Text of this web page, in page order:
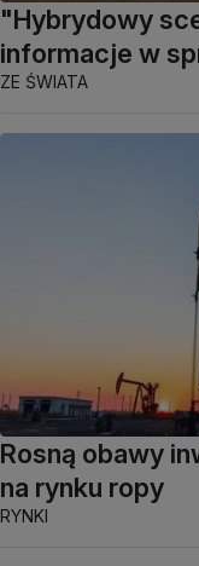
"Hybrydowy
informacje w
ZE ŚWIATA
Rosną obawy
na rynku ropy
RYNKI